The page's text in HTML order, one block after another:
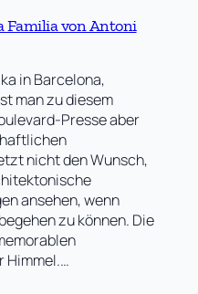
Familia von Antoni
in Barcelona,
man zu diesem
Presse aber
nicht den Wunsch,
ansehen, wenn
zu können. Die
Himmel.…